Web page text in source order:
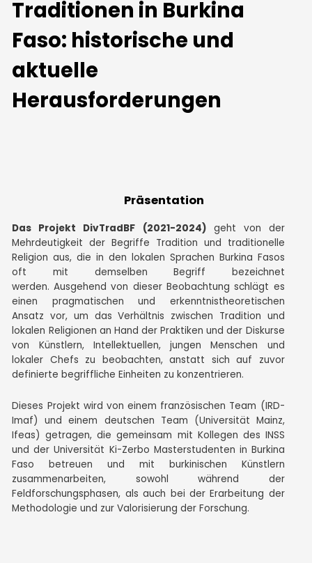
Traditionen in Burkina
Faso: historische und
aktuelle
Herausforderungen
Präsentation
Das Projekt DivTradBF (2021-2024) geht von der
Mehrdeutigkeit der Begriffe Tradition und traditionelle
Religion aus, die in den lokalen Sprachen Burkina Fasos
oft mit demselben Begriff bezeichnet
werden. Ausgehend von dieser Beobachtung schlägt es
einen pragmatischen und erkenntnistheoretischen
Ansatz vor, um das Verhältnis zwischen Tradition und
lokalen Religionen an Hand der Praktiken und der Diskurse
von Künstlern, Intellektuellen, jungen Menschen und
lokaler Chefs zu beobachten, anstatt sich auf zuvor
definierte begriffliche Einheiten zu konzentrieren.
Dieses Projekt wird von einem französischen Team (IRD-
Imaf) und einem deutschen Team (Universität Mainz,
Ifeas) getragen, die gemeinsam mit Kollegen des INSS
und der Universität Ki-Zerbo Masterstudenten in Burkina
Faso betreuen und mit burkinischen Künstlern
zusammenarbeiten, sowohl während der
Feldforschungsphasen, als auch bei der Erarbeitung der
Methodologie und zur Valorisierung der Forschung.